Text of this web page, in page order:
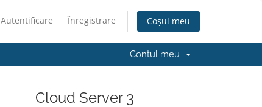
Autentificare Înregistrare Coșul meu
Contul meu
Cloud Server 3